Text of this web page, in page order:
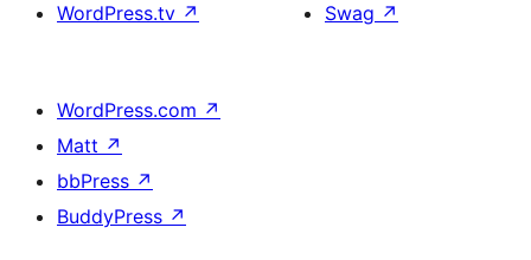
WordPress.tv ↗
Swag ↗
WordPress.com ↗
Matt ↗
bbPress ↗
BuddyPress ↗